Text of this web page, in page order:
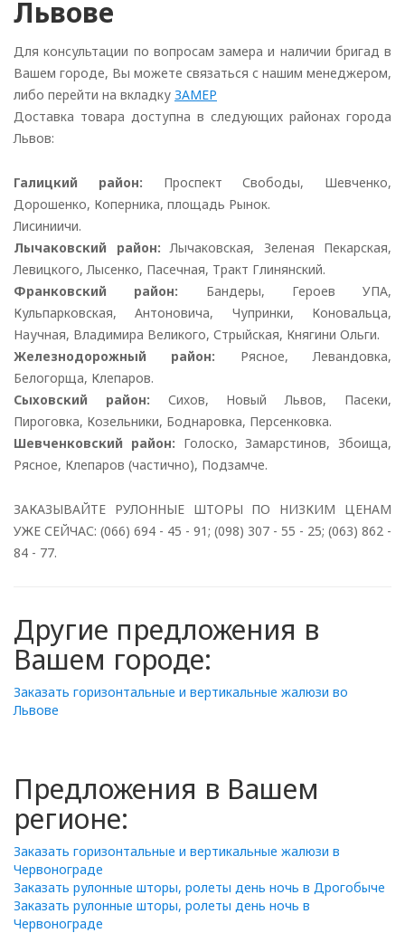
Львове
Для консультации по вопросам замера и наличии бригад в
Вашем городе, Вы можете связаться с нашим менеджером,
либо перейти на вкладку ЗАМЕР
Доставка товара доступна в следующих районах города
Львов:
Галицкий район: Проспект Свободы, Шевченко,
Дорошенко, Коперника, площадь Рынок.
Лисиниичи.
Лычаковский район: Лычаковская, Зеленая Пекарская,
Левицкого, Лысенко, Пасечная, Тракт Глинянский.
Франковский район: Бандеры, Героев УПА,
Кульпарковская, Антоновича, Чупринки, Коновальца,
Научная, Владимира Великого, Стрыйская, Княгини Ольги.
Железнодорожный район: Рясное, Левандовка,
Белогорща, Клепаров.
Сыховский район: Сихов, Новый Львов, Пасеки,
Пироговка, Козельники, Боднаровка, Персенковка.
Шевченковский район: Голоско, Замарстинов, Збоища,
Рясное, Клепаров (частично), Подзамче.
ЗАКАЗЫВАЙТЕ РУЛОННЫЕ ШТОРЫ ПО НИЗКИМ ЦЕНАМ
УЖЕ СЕЙЧАС: (066) 694 - 45 - 91; (098) 307 - 55 - 25; (063) 862 -
84 - 77.
Другие предложения в
Вашем городе:
Заказать горизонтальные и вертикальные жалюзи во
Львове
Предложения в Вашем
регионе:
Заказать горизонтальные и вертикальные жалюзи в
Червонограде
Заказать рулонные шторы, ролеты день ночь в Дрогобыче
Заказать рулонные шторы, ролеты день ночь в
Червонограде